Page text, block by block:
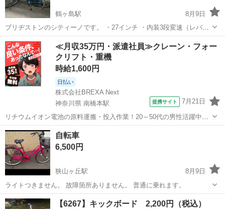
鶴ヶ島駅
8月9日
ブリヂストンのシティーノです。 ・27インチ ・内装3段変速（レバー
＆プッシュボタン式シフト） ・オートライト付き（暗くなると自動点
灯） ・通常使用による傷や汚れはありますが、走行、変速ブレーキに
問題なく、まだまだお使いい...
埼玉 川越市 鶴ヶ島駅 自転車
≪月収35万円・派遣社員≫クレーン・フォー
クリフト・重機
時給1,600円
日払い
株式会社BREXA Next
神奈川県 南橋本駅
提携サイト 7月21日
リチウムイオン電池の原料運搬・投入作業！20～50代の男性活躍中★
ワンルーム寮完備！赴任旅費会社負担！年間休日130日★フォークリフ
ト免許お持ちの方、活躍中！就業先食堂利用可★《神奈川県相模原
市》 人気の工場のお仕事 ◇電...
神奈川 相模原市 南橋本駅
自転車
6,500円
狭山ヶ丘駅
8月9日
ライトつきません。 故障箇所ありません。 普通に乗れます。
埼玉 所沢市 狭山ヶ丘駅 自転車
【6267】キックボード 2,200円（税込）